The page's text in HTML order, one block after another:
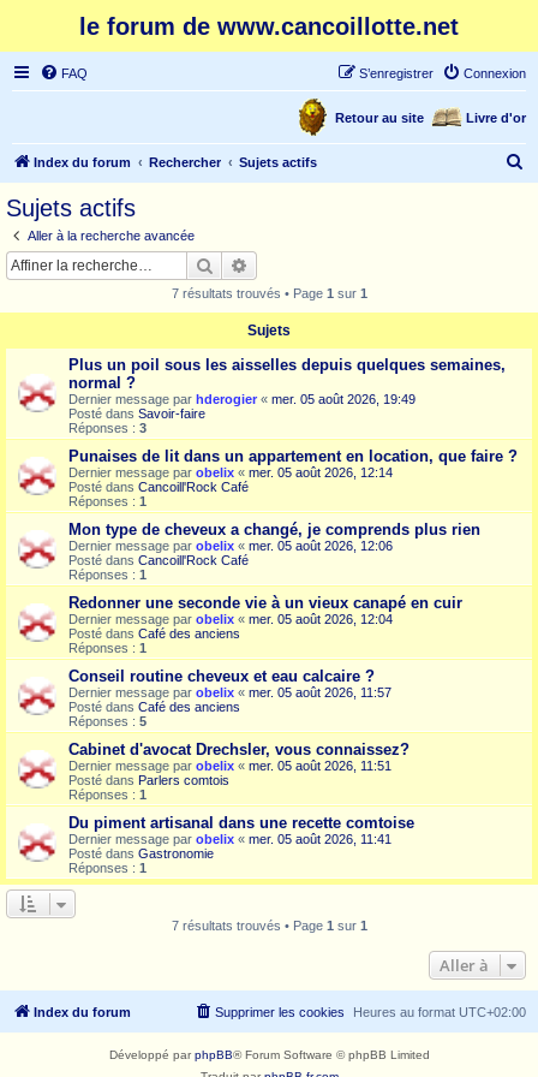
le forum de www.cancoillotte.net
FAQ Connexion
S’enregistrer
Livre d'or
Retour au site
Index du forum Rechercher Sujets actifs
Sujets actifs
Aller à la recherche avancée
Rechercher
7 résultats trouvés • Page 1 sur 1
Sujets
Plus un poil sous les aisselles depuis quelques semaines,
normal ?
Dernier message par hderogier « mer. 05 août 2026, 19:49
Posté dans Savoir-faire
Réponses : 3
Punaises de lit dans un appartement en location, que faire ?
Dernier message par obelix « mer. 05 août 2026, 12:14
Posté dans Cancoill'Rock Café
Réponses : 1
Mon type de cheveux a changé, je comprends plus rien
Dernier message par obelix « mer. 05 août 2026, 12:06
Posté dans Cancoill'Rock Café
Réponses : 1
Redonner une seconde vie à un vieux canapé en cuir
Dernier message par obelix « mer. 05 août 2026, 12:04
Posté dans Café des anciens
Réponses : 1
Conseil routine cheveux et eau calcaire ?
Dernier message par obelix « mer. 05 août 2026, 11:57
Posté dans Café des anciens
Réponses : 5
Cabinet d'avocat Drechsler, vous connaissez?
Dernier message par obelix « mer. 05 août 2026, 11:51
Posté dans Parlers comtois
Réponses : 1
Du piment artisanal dans une recette comtoise
Dernier message par obelix « mer. 05 août 2026, 11:41
Posté dans Gastronomie
Réponses : 1
7 résultats trouvés • Page 1 sur 1
Aller à
Index du forum Heures au format UTC+02:00
Supprimer les cookies
Développé parphpBB® Forum Software © phpBB Limited